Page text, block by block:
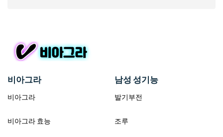
비아그라
비아그라
비아그라 효능
남성 성기능
발기부전
조루